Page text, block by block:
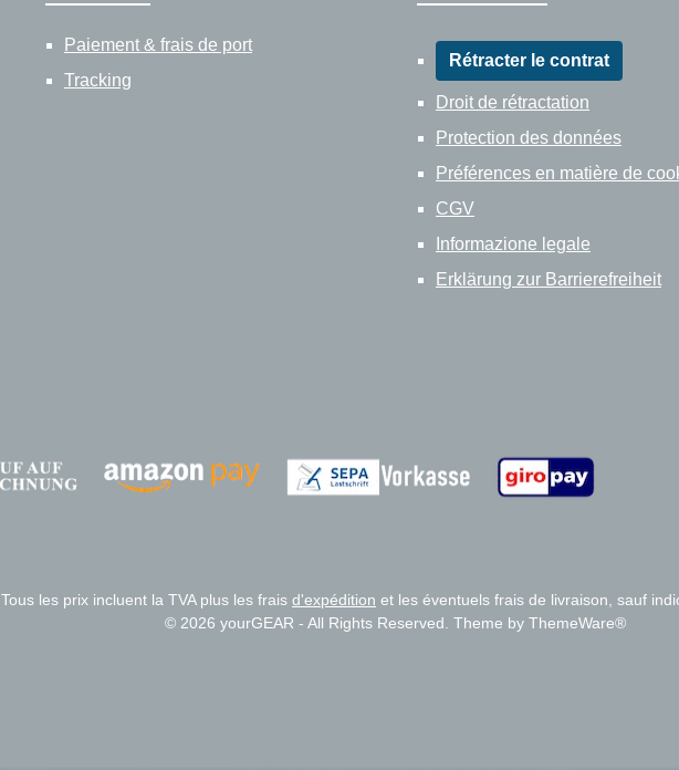
Paiement & frais de port
Tracking
Rétracter le contrat
Droit de rétractation
Protection des données
Préférences en matière de
CGV
Informazione legale
Erklärung zur Barrierefreiheit
Zahlungsanbieter Zahlungsanbieter
Tous les prix incluent la TVA plus les frais d'expédition et les éventuels frais de livraison, sauf
© 2026 yourGEAR - All Rights Reserved. Theme by ThemeWare®